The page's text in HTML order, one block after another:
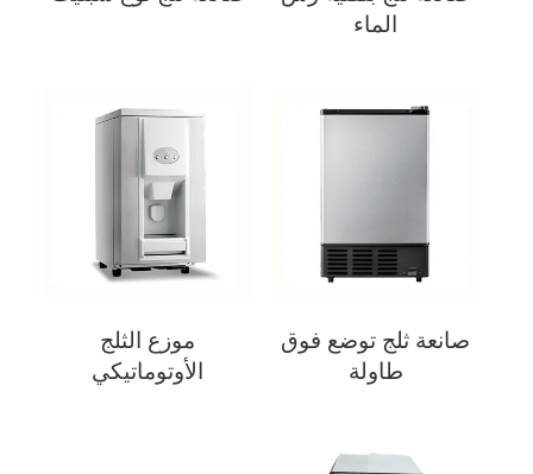
الماء
صانعة ثلج توضع فوق
طاولة
موزع الثلج
الأوتوماتيكي